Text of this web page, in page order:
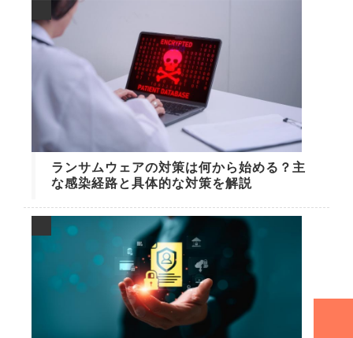
ランサムウェアの対策は何から始める？主
な感染経路と具体的な対策を解説